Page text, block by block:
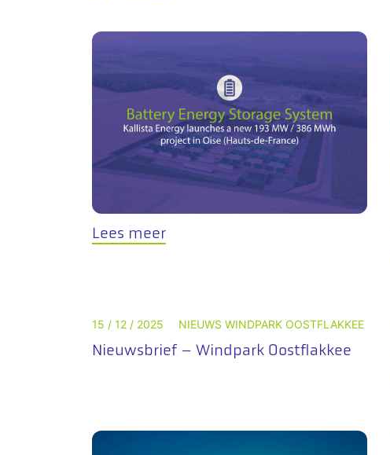
Lees meer
15 / 12 / 2025 NIEUWS WINDPARK OOSTFLAKKEE
Nieuwsbrief – Windpark Oostflakkee